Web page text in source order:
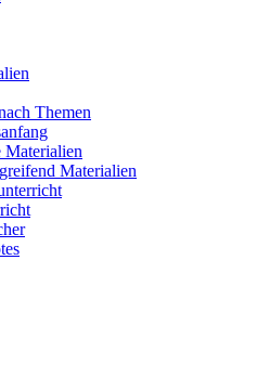
Themen
Materialien
Materialien